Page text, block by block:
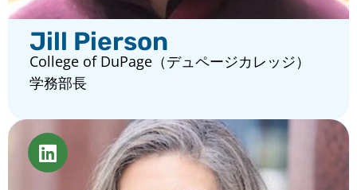
Jill Pierson
College of DuPage（デュページカレッジ）
学務部長